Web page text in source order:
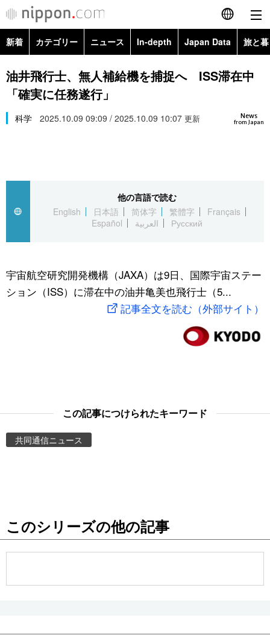
English
简体字
Русский
カテゴリー
経済・ビジネス
国際
文化
トップ
アーカイブ
In-depth
Japan Data
動画/Live
お知らせ
新着 カテゴリー ニュース In-depth Japan Data 旅と
政治・外交
経済・ビジネス
スポーツ・東京2020
Topics
油井飛行士、無人補給機を捕捉へ ISS滞在中
「確実に任務遂行」
News
from Japan
科学 2025.10.09 09:09 / 2025.10.09 10:07 更新
他の言語で読む
English
日本語 简体字 繁體字
Français
Español
العربية Русский
宇宙航空研究開発機構（JAXA）は9日、国際宇宙ステー
ション（ISS）に滞在中の油井亀美也飛行士（5...
記事全文を読む（外部サイト）
この記事につけられたキーワード
共同通信ニュース
このシリーズの他の記事